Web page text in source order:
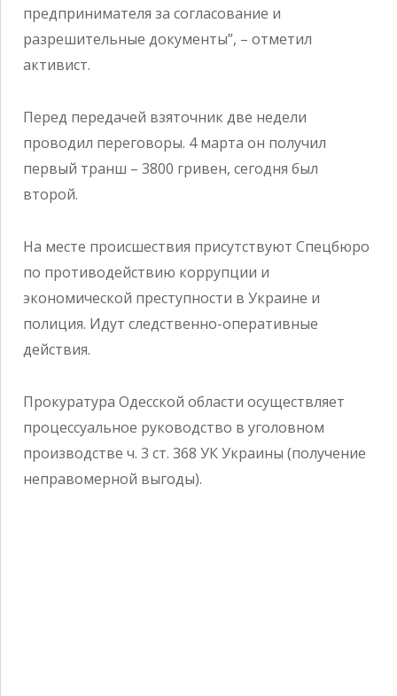
предпринимателя за согласование и
разрешительные документы”, – отметил
активист.
Перед передачей взяточник две недели
проводил переговоры. 4 марта он получил
первый транш – 3800 гривен, сегодня был
второй.
На месте происшествия присутствуют Спецбюро
по противодействию коррупции и
экономической преступности в Украине и
полиция. Идут следственно-оперативные
действия.
Прокуратура Одесской области осуществляет
процессуальное руководство в уголовном
производстве ч. 3 ст. 368 УК Украины (получение
неправомерной выгоды).